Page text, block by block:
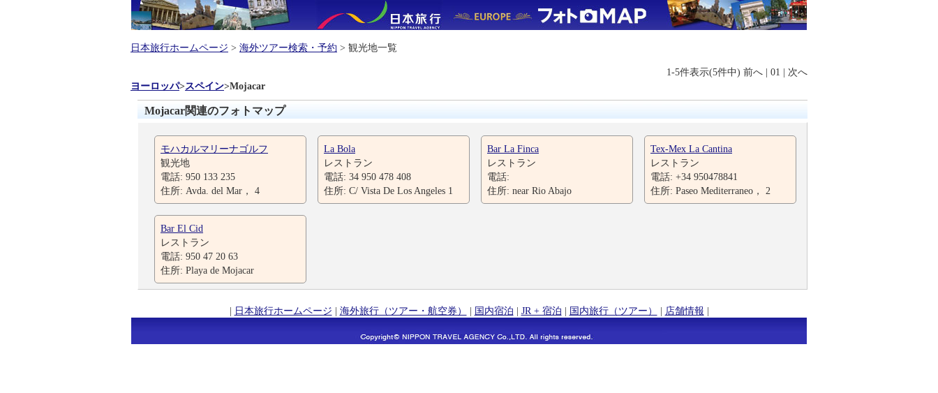
日本旅行ホームページ > 海外ツアー検索・予約 > 観光地一覧
1-5件表示(5件中) 前へ | 01 | 次へ
ヨーロッパ>スペイン>Mojacar
Mojacar関連のフォトマップ
モハカルマリーナゴルフ
観光地
電話: 950 133 235
住所: Avda. del Mar， 4
La Bola
レストラン
電話: 34 950 478 408
住所: C/ Vista De Los Angeles 1
Bar La Finca
レストラン
電話:
住所: near Rio Abajo
Tex-Mex La Cantina
レストラン
電話: +34 950478841
住所: Paseo Mediterraneo， 2
Bar El Cid
レストラン
電話: 950 47 20 63
住所: Playa de Mojacar
| 日本旅行ホームページ | 海外旅行（ツアー・航空券） | 国内宿泊 | JR + 宿泊 | 国内旅行（ツアー） | 店舗情報 |